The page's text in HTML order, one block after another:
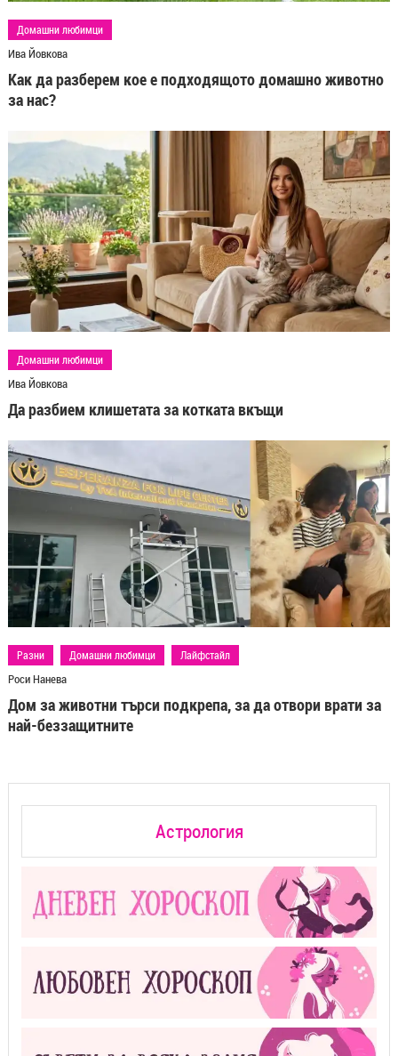
Домашни любимци
Ива Йовкова
Как да разберем кое е подходящото домашно животно
за нас?
Домашни любимци
Ива Йовкова
Да разбием клишетата за котката вкъщи
Разни Домашни любимци Лайфстайл
Роси Нанева
Дом за животни търси подкрепа, за да отвори врати за
най-беззащитните
Астрология